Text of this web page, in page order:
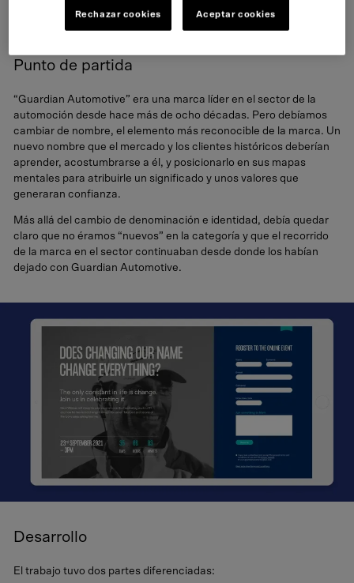
Punto de partida
“Guardian Automotive” era una marca líder en el sector de la
automoción desde hace más de ocho décadas. Pero debíamos
cambiar de nombre, el elemento más reconocible de la marca. Un
nuevo nombre que el mercado y los clientes históricos deberían
aprender, acostumbrarse a él, y posicionarlo en sus mapas
mentales para atribuirle un significado y unos valores que
generaran confianza.
Más allá del cambio de denominación e identidad, debía quedar
claro que no éramos “nuevos” en la categoría y que el recorrido
de la marca en el sector continuaban desde donde los habían
dejado con Guardian Automotive.
Desarrollo
El trabajo tuvo dos partes diferenciadas:
Rechazar cookies Aceptar cookies